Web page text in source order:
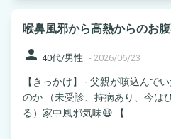
喉鼻風邪から高熱からのお
person 40代/男性 - 2026/06/23
【きっかけ】 - 父親が咳込んで
のか （未受診、持病あり、今は
る）家中風邪気味😷 【...